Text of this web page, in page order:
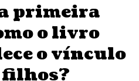
primeira
o livro
o vínculo
filhos?